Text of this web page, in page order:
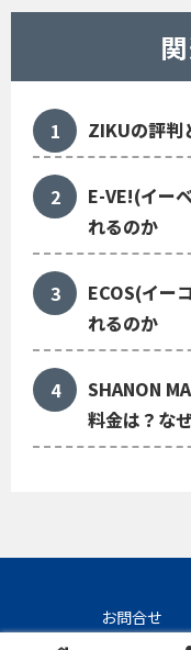
ZIKUの評判
E-VE!(イー
れるのか
ECOS(イー
れるのか
SHANON
料金は？な
お問合せ